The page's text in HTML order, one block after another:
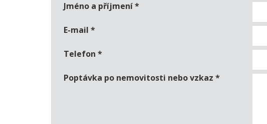
Jméno a příjmení*
E-mail *
Telefon *
Poptávka po nemovitosti nebo vzkaz *